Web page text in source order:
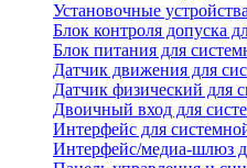
Установочные
Блок контроля допуска
Блок питания для
Датчик движения для
Датчик физический для
Двоичный вход для
Интерфейс для
Интерфейс/медиа-шлюз